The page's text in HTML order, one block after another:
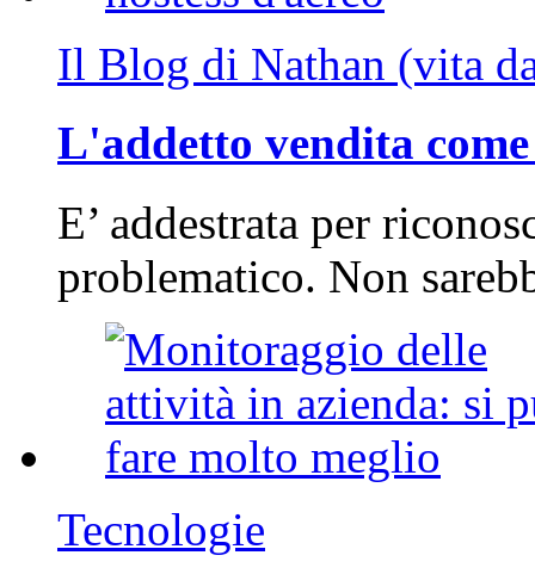
Il Blog di Nathan (vita
L'addetto vendita
E’ addestrata per
problematico. Non
Tecnologie